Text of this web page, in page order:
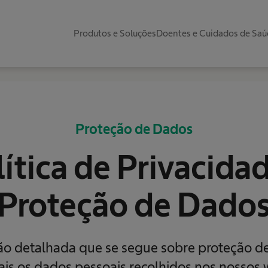
Produtos e SoluçõesDoentes e Cuidados de
Proteção de Dados
de
de
detalhada que se segue sobre proteção